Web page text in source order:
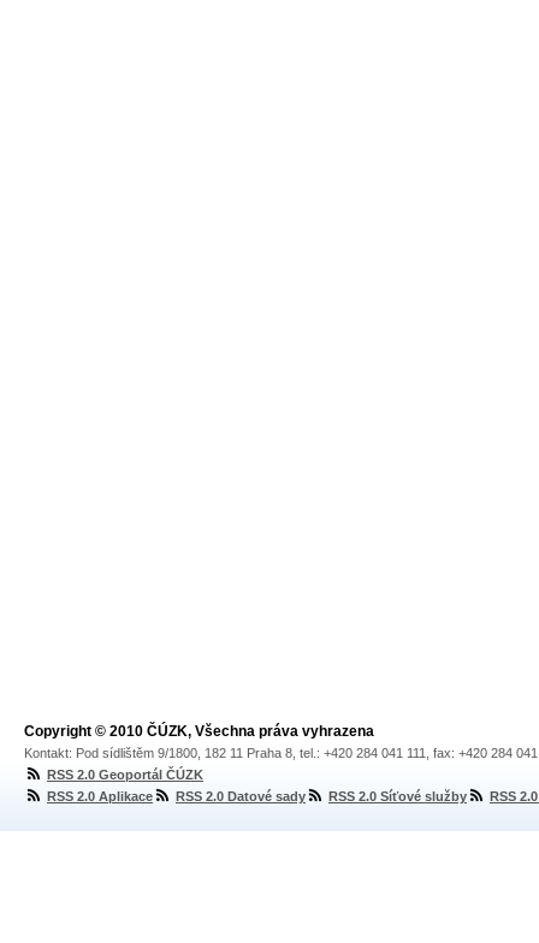
Copyright © 2010 ČÚZK, Všechna práva vyhrazena
Kontakt: Pod sídlištěm 9/1800, 182 11 Praha 8, tel.: +420 284 041 111, fax: +420 284
RSS 2.0 Geoportál ČÚZK
RSS 2.0 Aplikace
RSS 2.0 Datové sady RSS 2.0 Síťové služby RSS